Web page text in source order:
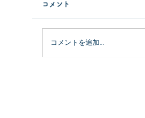
コメント
コメントを追加…